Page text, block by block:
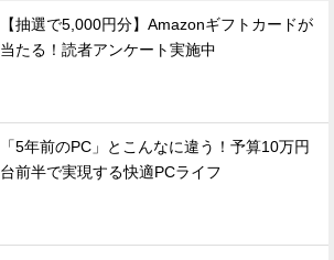
【抽選で5,000円分】Amazonギフトカードが
当たる！読者アンケート実施中
「5年前のPC」とこんなに違う！予算10万円
台前半で実現する快適PCライフ